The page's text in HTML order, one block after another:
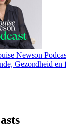
Newson Podcast
Gezondheid en